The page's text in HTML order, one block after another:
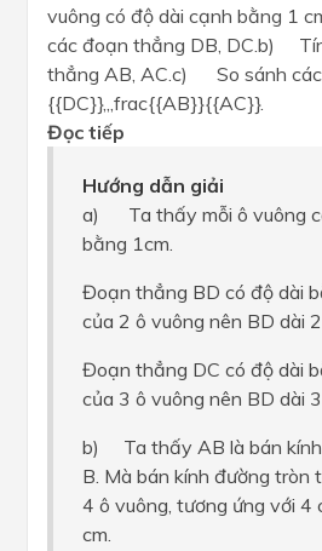
vuông có độ dài cạnh bằng 1
các đoạn thẳng DB, DC.b)
thẳng AB, AC.c) So sánh
{{DC}},,,frac{{AB}}{{AC}}.
Đọc tiếp
Hướng dẫn giải
a) Ta thấy mỗi ô vuông
bằng 1cm.
Đoạn thẳng BD có độ dài
của 2 ô vuông nên BD dài
Đoạn thẳng DC có độ dài
của 3 ô vuông nên BD dài
b) Ta thấy AB là bán
B. Mà bán kính đường tròn
4 ô vuông, tương ứng với 4
cm.